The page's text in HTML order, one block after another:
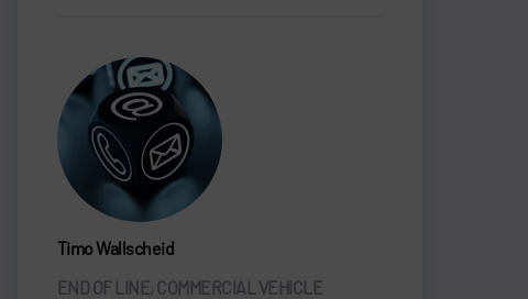
Timo Wallscheid
END OF LINE, COMMERCIAL VEHICLE